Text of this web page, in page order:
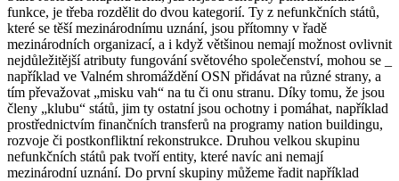
funkce, je třeba rozdělit do dvou kategorií. Ty z nefunkčních států,
které se těší mezinárodnímu uznání, jsou přítomny v řadě
mezinárodních organizací, a i když většinou nemají možnost ovlivnit
nejdůležitější atributy fungování světového společenství, mohou se _
například ve Valném shromáždění OSN přidávat na různé strany, a
tím převažovat „misku vah“ na tu či onu stranu. Díky tomu, že jsou
členy „klubu“ států, jim ty ostatní jsou ochotny i pomáhat, například
prostřednictvím finančních transferů na programy nation buildingu,
rozvoje či postkonfliktní rekonstrukce. Druhou velkou skupinu
nefunkčních států pak tvoří entity, které navíc ani nemají
mezinárodní uznání. Do první skupiny můžeme řadit například